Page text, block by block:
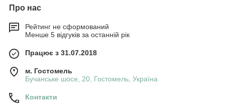
Про нас
Рейтинг не сформований
Менше 5 відгуків за останній рік
Працює з 31.07.2018
м. Гостомель
Бучанське шосе, 20, Гостомель, Україна
Контакти